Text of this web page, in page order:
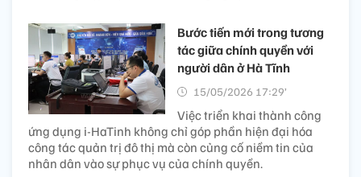
Bước tiến mới trong tương
tác giữa chính quyền với
người dân ở Hà Tĩnh
15/05/2026 17:29’
Việc triển khai thành công
ứng dụng i-HaTinh không chỉ góp phần hiện đại hóa
công tác quản trị đô thị mà còn củng cố niềm tin của
nhân dân vào sự phục vụ của chính quyền.